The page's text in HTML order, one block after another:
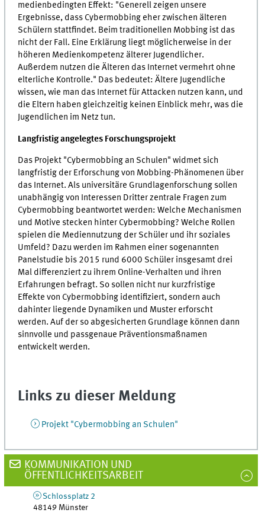
medienbedingten Effekt: "Generell zeigen unsere
Ergebnisse, dass Cybermobbing eher zwischen älteren
Schülern stattfindet. Beim traditionellen Mobbing ist das
nicht der Fall. Eine Erklärung liegt möglicherweise in der
höheren Medienkompetenz älterer Jugendlicher.
Außerdem nutzen die Älteren das Internet vermehrt ohne
elterliche Kontrolle." Das bedeutet: Ältere Jugendliche
wissen, wie man das Internet für Attacken nutzen kann, und
die Eltern haben gleichzeitig keinen Einblick mehr, was die
Jugendlichen im Netz tun.
Langfristig angelegtes Forschungsprojekt
Das Projekt "Cybermobbing an Schulen" widmet sich
langfristig der Erforschung von Mobbing-Phänomenen über
das Internet. Als universitäre Grundlagenforschung sollen
unabhängig von Interessen Dritter zentrale Fragen zum
Cybermobbing beantwortet werden: Welche Mechanismen
und Motive stecken hinter Cybermobbing? Welche Rollen
spielen die Mediennutzung der Schüler und ihr soziales
Umfeld? Dazu werden im Rahmen einer sogenannten
Panelstudie bis 2015 rund 6000 Schüler insgesamt drei
Mal differenziert zu ihrem Online-Verhalten und ihren
Erfahrungen befragt. So sollen nicht nur kurzfristige
Effekte von Cybermobbing identifiziert, sondern auch
dahinter liegende Dynamiken und Muster erforscht
werden. Auf der so abgesicherten Grundlage können dann
sinnvolle und passgenaue Präventionsmaßnamen
entwickelt werden.
Links zu dieser Meldung
Projekt "Cybermobbing an Schulen"
KOMMUNIKATION UND
ÖFFENTLICHKEITSARBEIT
Schlossplatz 2
48149 Münster